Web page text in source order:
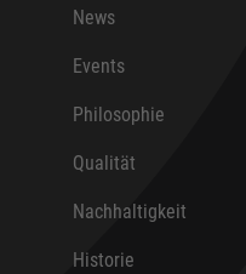
News
Events
Philosophie
Qualität
Nachhaltigkeit
Historie